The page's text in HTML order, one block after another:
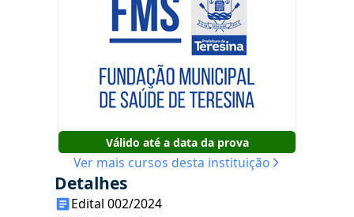
Válido até a data da prova
Ver mais cursos desta instituição
Detalhes
Edital 002/2024